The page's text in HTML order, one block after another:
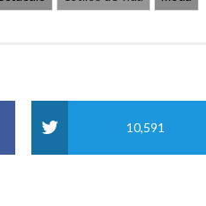
10,591